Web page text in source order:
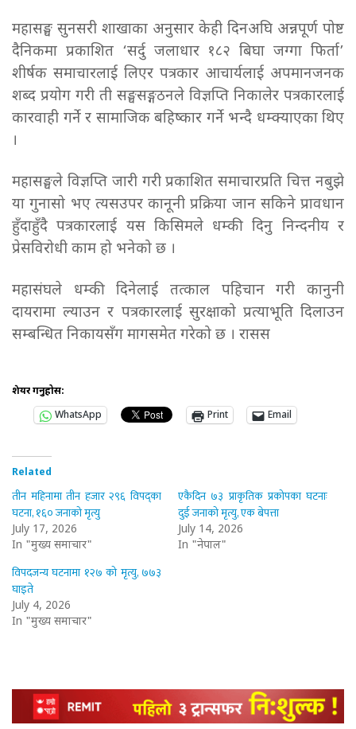
महासङ्घ सुनसरी शाखाका अनुसार केही दिनअघि अन्नपूर्ण पोष्ट
दैनिकमा प्रकाशित ‘सर्दु जलाधार १८२ बिघा जग्गा फिर्ता’
शीर्षक समाचारलाई लिएर पत्रकार आचार्यलाई अपमानजनक
शब्द प्रयोग गरी ती सङ्घसङ्गठनले विज्ञप्ति निकालेर पत्रकारलाई
कारवाही गर्ने र सामाजिक बहिष्कार गर्ने भन्दै धम्क्याएका थिए
।
महासङ्घले विज्ञप्ति जारी गरी प्रकाशित समाचारप्रति चित्त नबुझे
या गुनासो भए त्यसउपर कानूनी प्रक्रिया जान सकिने प्रावधान
हुँदाहुँदै पत्रकारलाई यस किसिमले धम्की दिनु निन्दनीय र
प्रेसविरोधी काम हो भनेको छ ।
महासंघले धम्की दिनेलाई तत्काल पहिचान गरी कानुनी
दायरामा ल्याउन र पत्रकारलाई सुरक्षाको प्रत्याभूति दिलाउन
सम्बन्धित निकायसँग मागसमेत गरेको छ । रासस
शेयर गर्नुहोस:
WhatsApp
Print Email
Related
तीन महिनामा तीन हजार २९६ विपद्का
घटना, १६० जनाको मृत्यु
July 17, 2026
In "मुख्य समाचार"
एकैदिन ७३ प्राकृतिक प्रकोपका घटनाः
दुई जनाको मृत्यु, एक बेपत्ता
July 14, 2026
In "नेपाल"
विपदजन्य घटनामा १२७ को मृत्यु, ७७३
घाइते
July 4, 2026
In "मुख्य समाचार"